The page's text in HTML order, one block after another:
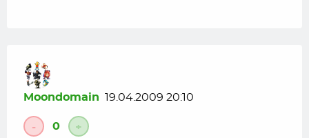
Moondomain 19.04.2009 20:10
- 0 +